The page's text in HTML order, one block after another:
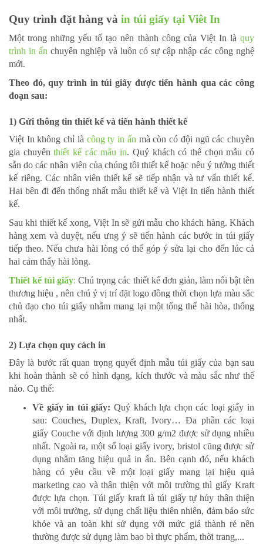
Quy trình đặt hàng và in túi giấy tại Viêt In
Một trong những yếu tố tạo nên thành công của Việt In là quy
trình in ấn chuyên nghiệp và luôn có sự cập nhập các công nghệ
mới.
Theo đó, quy trình in túi giấy được tiến hành qua các công
đoạn sau:
1) Gửi thông tin thiết kế và tiến hành thiết kế
Việt In không chỉ là công ty in ấn mà còn có đội ngũ các chuyên
gia chuyênthiết kế các mẫu in. Quý khách có thể chọn mẫu có
sẵn do các nhân viên của chúng tôi thiết kế hoặc nêu ý tưởng thiết
kế riêng. Các nhân viên thiết kế sẽ tiếp nhận và tư vấn thiết kế.
Hai bên đi đến thống nhất mẫu thiết kế và Việt In tiến hành thiết
kế.
Sau khi thiết kế xong, Việt In sẽ gửi mẫu cho khách hàng. Khách
hàng xem và duyệt, nếu ưng ý sẽ tiến hành các bước in túi giấy
tiếp theo. Nếu chưa hài lòng có thể góp ý sửa lại cho đến lúc cả
hai cảm thấy hài lòng.
Thiết kế túi giấy: Chú trọng các thiết kế đơn giản, làm nổi bật tên
thương hiệu , nên chú ý vị trí đặt logo đồng thời chọn lựa màu sắc
chủ đạo cho túi giấy nhằm mang lại một tổng thể hài hòa, thống
nhất.
2) Lựa chọn quy cách in
Đây là bước rất quan trọng quyết định mẫu túi giấy của bạn sau
khi hoàn thành sẽ có hình dạng, kích thước và màu sắc như thế
nào. Cụ thể:
Về giấy in túi giấy: Quý khách lựa chọn các loại giấy in
sau: Couches, Duplex, Kraft, Ivory… Đa phần các loại
giấy Couche với định lượng 300 g/m2 được sử dụng nhiều
nhất. Ngoài ra, một số loại giấy ivory, bristol cũng được sử
dụng nhằm tăng hiệu quả in ấn. Bên cạnh đó, nếu khách
hàng có yêu cầu về một loại giấy mang lại hiệu quả
marketing cao và thân thiện với môi trường thì giấy Kraft
được lựa chọn. Túi giấy kraft là túi giấy tự hủy thân thiện
với môi trường, sử dụng chất liệu thiên nhiên, đảm bảo sức
khỏe và an toàn khi sử dụng với mức giá thành rẻ nên
thường được sử dụng làm bao bì thực phẩm, thời trang,...